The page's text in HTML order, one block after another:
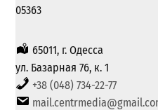
05363
65011, г. Одесса
ул. Базарная 76, к. 1
+38 (048) 734-22-77